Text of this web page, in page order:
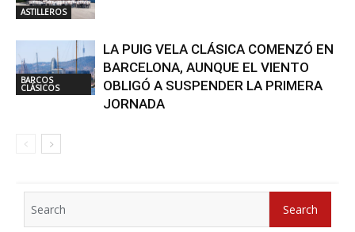
ASTILLEROS
BARCOS
CLÁSICOS
LA PUIG VELA CLÁSICA COMENZÓ EN
BARCELONA, AUNQUE EL VIENTO
OBLIGÓ A SUSPENDER LA PRIMERA
JORNADA
for:
Search